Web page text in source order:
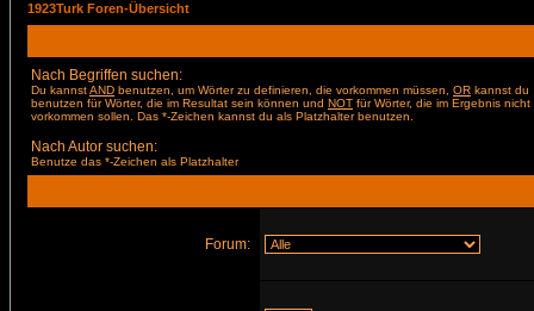
1923Turk Foren-Übersicht
Nach Begriffen suchen:
Du kannstAND benutzen, um Wörter zu definieren, die vorkommen müssen, OR kannst du
benutzen für Wörter, die im Resultat sein können und NOT für Wörter, die im Ergebnis nicht
vorkommen sollen. Das *-Zeichen kannst du als Platzhalter benutzen.
Nach Autor suchen:
Benutze das *-Zeichen als Platzhalter
Forum: